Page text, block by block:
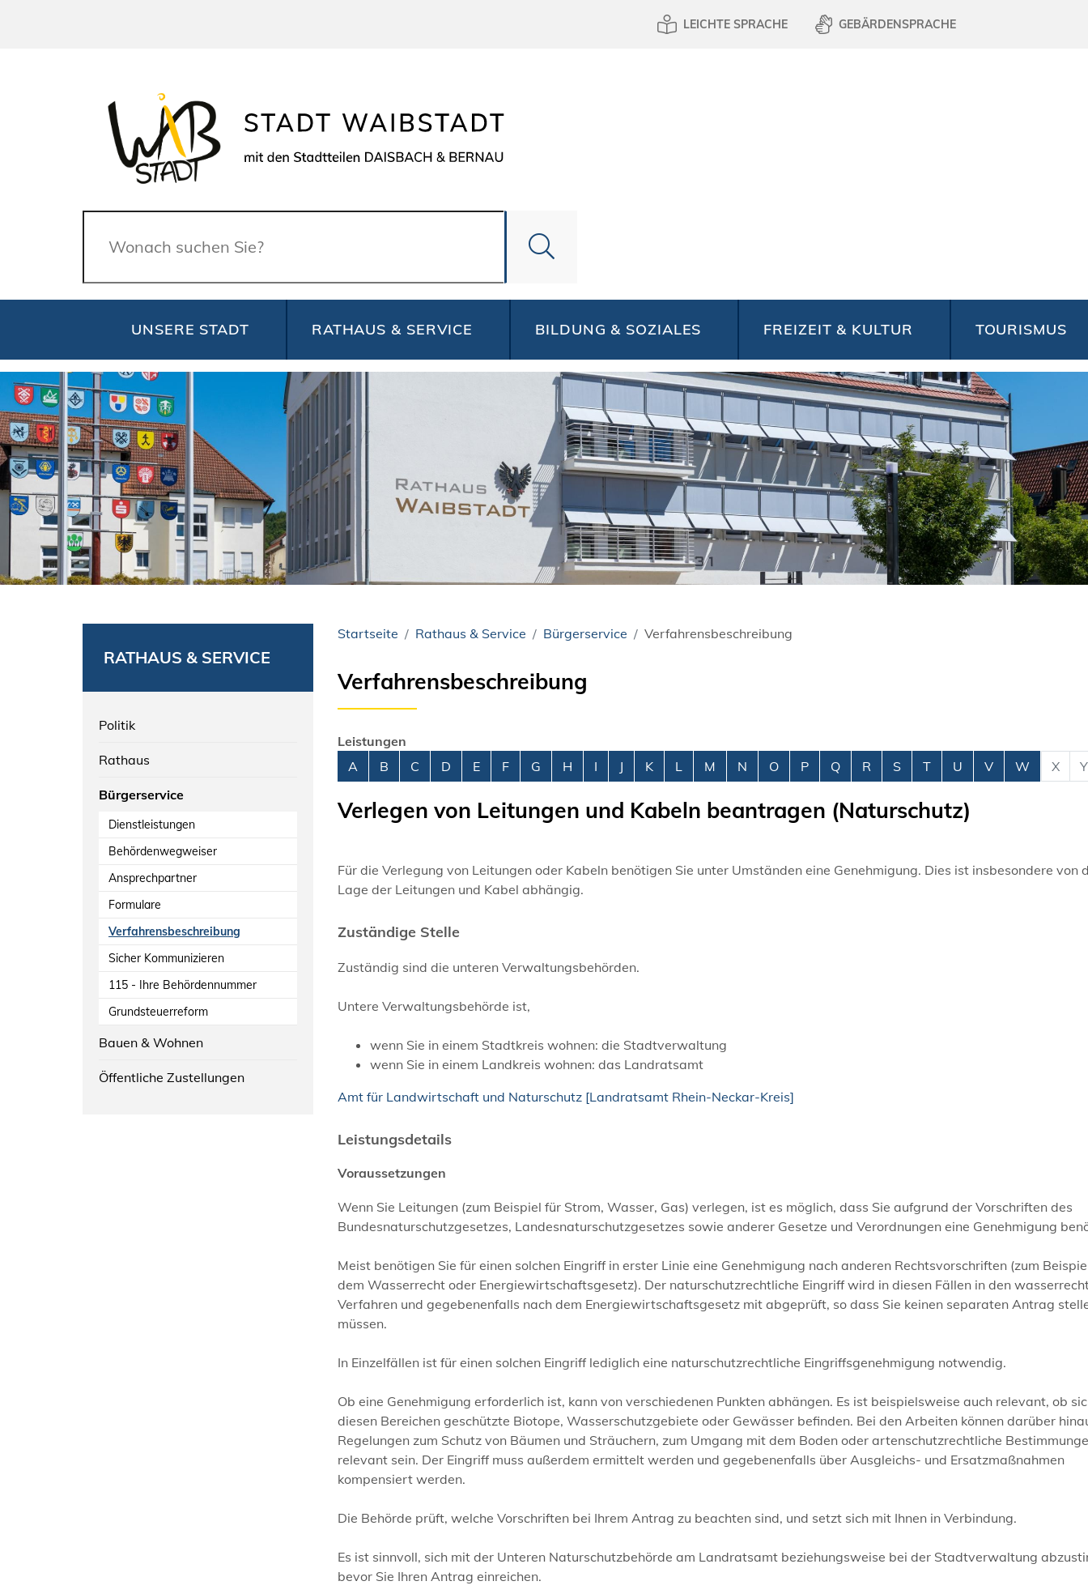
LEICHTE SPRACHE GEBÄRDENSPRACHE
Suche
UNSERE STADT RATHAUS & SERVICE BILDUNG & SOZIALES FREIZEIT & KULTUR TOURISMUS
RATHAUS & SERVICE
Politik
Rathaus
Bürgerservice
Dienstleistungen
Behördenwegweiser
Ansprechpartner
Formulare
Verfahrensbeschreibung
Sicher Kommunizieren
115 - Ihre Behördennummer
Grundsteuerreform
Bauen & Wohnen
Öffentliche Zustellungen
Startseite Rathaus & Service Bürgerservice Verfahrensbeschreibung
Verfahrensbeschreibung
Leistungen
Alphabetisches Register überspringen
A B C D E F G H I J K L M N O P Q R S T U V W X Y
Verlegen von Leitungen und Kabeln beantragen (Naturschutz)
Für die Verlegung von Leitungen oder Kabeln benötigen Sie unter Umständen eine Genehmigung. Dies ist insbesondere von
Lage der Leitungen und Kabel abhängig.
Zuständige Stelle
Zuständig sind die unteren Verwaltungsbehörden.
Untere Verwaltungsbehörde ist,
wenn Sie in einem Stadtkreis wohnen: die Stadtverwaltung
wenn Sie in einem Landkreis wohnen: das Landratsamt
Amt für Landwirtschaft und Naturschutz [Landratsamt Rhein-Neckar-Kreis]
Leistungsdetails
Voraussetzungen
Wenn Sie Leitungen (zum Beispiel für Strom, Wasser, Gas) verlegen, ist es möglich, dass Sie aufgrund der Vorschriften des
Bundesnaturschutzgesetzes, Landesnaturschutzgesetzes sowie anderer Gesetze und Verordnungen eine Genehmigung
Meist benötigen Sie für einen solchen Eingriff in erster Linie eine Genehmigung nach anderen Rechtsvorschriften (zum
dem Wasserrecht oder Energiewirtschaftsgesetz). Der naturschutzrechtliche Eingriff wird in diesen Fällen in den
Verfahren und gegebenenfalls nach dem Energiewirtschaftsgesetz mit abgeprüft, so dass Sie keinen separaten Antrag
müssen.
In Einzelfällen ist für einen solchen Eingriff lediglich eine naturschutzrechtliche Eingriffsgenehmigung notwendig.
Ob eine Genehmigung erforderlich ist, kann von verschiedenen Punkten abhängen. Es ist beispielsweise auch relevant, ob
diesen Bereichen geschützte Biotope, Wasserschutzgebiete oder Gewässer befinden. Bei den Arbeiten können darüber
Regelungen zum Schutz von Bäumen und Sträuchern, zum Umgang mit dem Boden oder artenschutzrechtliche
relevant sein. Der Eingriff muss außerdem ermittelt werden und gegebenenfalls über Ausgleichs- und Ersatzmaßnahmen
kompensiert werden.
Die Behörde prüft, welche Vorschriften bei Ihrem Antrag zu beachten sind, und setzt sich mit Ihnen in Verbindung.
Es ist sinnvoll, sich mit der Unteren Naturschutzbehörde am Landratsamt beziehungsweise bei der Stadtverwaltung
bevor Sie Ihren Antrag einreichen.